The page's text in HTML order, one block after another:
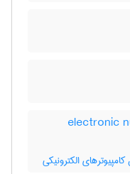
electronic
الکترونیکی